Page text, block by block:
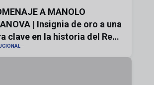
A MANOLO
| Insignia de oro a una
clave en la historia del Real